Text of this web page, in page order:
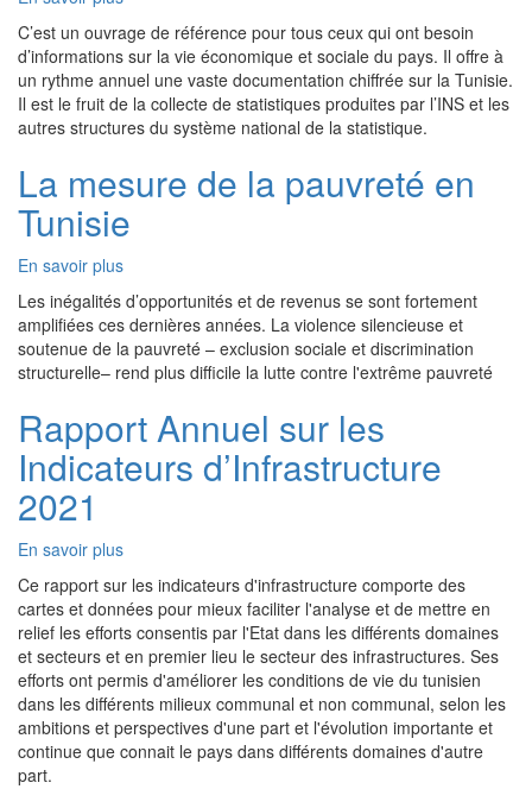
Annuaire
Statistique
de
la
Tunisie
2017-
C’est un ouvrage de référence pour tous ceux qui ont besoin
d’informations sur la vie économique et sociale du pays. Il offre à
un rythme annuel une vaste documentation chiffrée sur la Tunisie.
Il est le fruit de la collecte de statistiques produites par l’INS et les
autres structures du système national de la statistique.
La mesure de la pauvreté en
Tunisie
En savoir plus
La
mesure
de
la
pauvreté
Tunisie
Les inégalités d’opportunités et de revenus se sont fortement
amplifiées ces dernières années. La violence silencieuse et
soutenue de la pauvreté – exclusion sociale et discrimination
structurelle– rend plus difficile la lutte contre l'extrême pauvreté
Rapport Annuel sur les
Indicateurs d’Infrastructure
2021
En savoir plus
Rapport
Annuel
sur
les
Indicateurs
d’Infrastructure
2021
Ce rapport sur les indicateurs d'infrastructure comporte des
cartes et données pour mieux faciliter l'analyse et de mettre en
relief les efforts consentis par l'Etat dans les différents domaines
et secteurs et en premier lieu le secteur des infrastructures. Ses
efforts ont permis d'améliorer les conditions de vie du tunisien
dans les différents milieux communal et non communal, selon les
ambitions et perspectives d'une part et l'évolution importante et
continue que connait le pays dans différents domaines d'autre
part.